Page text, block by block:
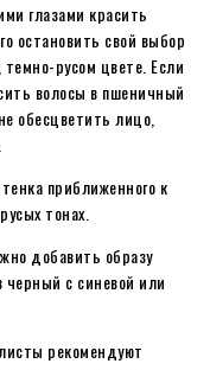
глазами красить
остановить свой выбор
русом цвете. Если
волосы в пшеничный
обесцветить лицо,
приближенного к
тонах.
добавить образу
черный с синевой или
рекомендуют